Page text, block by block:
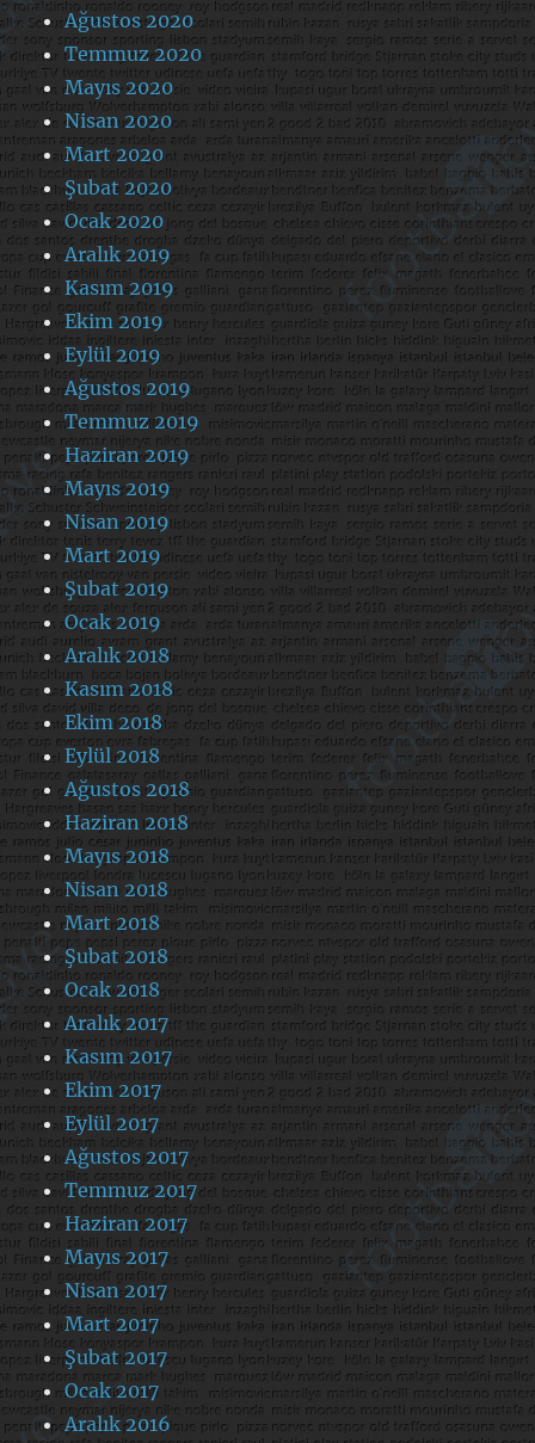
Ağustos 2020
Temmuz 2020
Mayıs 2020
Nisan 2020
Mart 2020
Şubat 2020
Ocak 2020
Aralık 2019
Kasım 2019
Ekim 2019
Eylül 2019
Ağustos 2019
Temmuz 2019
Haziran 2019
Mayıs 2019
Nisan 2019
Mart 2019
Şubat 2019
Ocak 2019
Aralık 2018
Kasım 2018
Ekim 2018
Eylül 2018
Ağustos 2018
Haziran 2018
Mayıs 2018
Nisan 2018
Mart 2018
Şubat 2018
Ocak 2018
Aralık 2017
Kasım 2017
Ekim 2017
Eylül 2017
Ağustos 2017
Temmuz 2017
Haziran 2017
Mayıs 2017
Nisan 2017
Mart 2017
Şubat 2017
Ocak 2017
Aralık 2016